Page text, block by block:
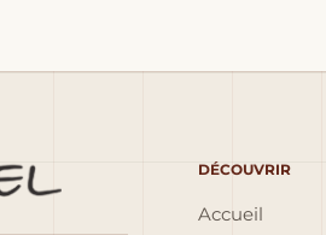
DÉCOUVRIR
Accueil